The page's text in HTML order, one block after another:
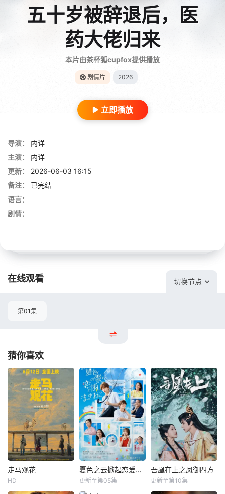
五十岁被辞退后，医
药大佬归来
本片由茶杯狐cupfox提供播放
剧情片 2026
立即播放
导演：
内详
主演：
内详
更新：
2026-06-03 16:15
备注：
已完结
语言：
剧情：
在线观看 切换节点
第01集
猜你喜欢
走马观花
HD
夏色之云掀起恋爱与风暴
更新至第05集
吾凰在上之凤御四方
更新至第10集